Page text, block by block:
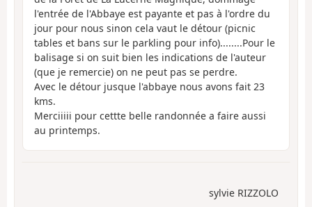
l'entrée de l'Abbaye est payante et pas à l'ordre du
jour pour nous sinon cela vaut le détour (picnic
tables et bans sur le parkling pour info)........Pour le
balisage si on suit bien les indications de l'auteur
(que je remercie) on ne peut pas se perdre.
Avec le détour jusque l'abbaye nous avons fait 23
kms.
Merciiiii pour cettte belle randonnée a faire aussi
au printemps.
sylvie RIZZOLO